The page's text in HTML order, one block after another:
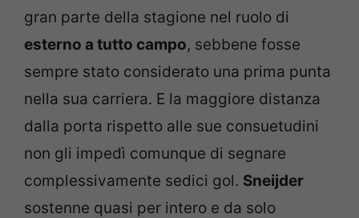
gran parte della stagione nel ruolo di
esterno a tutto campo, sebbene fosse
sempre stato considerato una prima punta
nella sua carriera. E la maggiore distanza
dalla porta rispetto alle sue consuetudini
non gli impedì comunque di segnare
complessivamente sedici gol. Sneijder
sostenne quasi per intero e da solo